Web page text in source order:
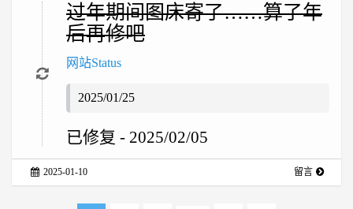
过年期间图床寄了……算了年
后再修吧
网站Status
2025/01/25
已修复 - 2025/02/05
2025-01-10 留言